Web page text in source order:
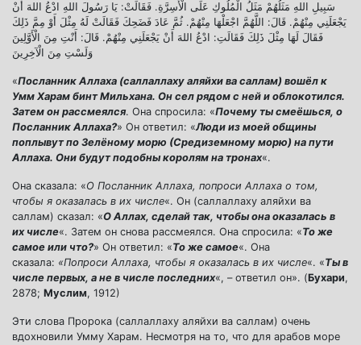
سَبِيلِ اللهِ مَثَلُهُمْ مَثَلُ الْمُلُوكِ عَلَى الْأَسِرَّةِ. فَقَالَتْ: يَا رَسُولَ اللهِ ادْعُ اللهَ أَنْ
يَجْعَلَنِي مِنْهُمْ. قَالَ: اللَّهُمَّ اجْعَلْهَا مِنْهُمْ. ثُمَّ عَادَ فَضَحِكَ فَقَالَتْ لَهُ مِثْلَ أَوْ مِمَّ ذَلِكَ
فَقَالَ لَهَا مِثْلَ ذَلِكَ فَقَالَتِ: ادْعُ اللهَ أَنْ يَجْعَلَنِي مِنْهُمْ. قَالَ: أَنْتِ مِنَ الْأَوَّلِينَ
وَلَسْتِ مِنَ الْآخِرِينَ
«Посланник Аллаха (саллаллаху аляйхи ва саллам) вошёл к
Умм Харам бинт Мильхана. Он сел рядом с ней и облокотился.
Затем он рассмеялся. Она спросила: «Почему ты смеёшься, о
Посланник Аллаха?» Он ответил: «Люди из моей общины
поплывут по Зелёному морю (Средиземному морю) на пути
Аллаха. Они будут подобны королям на тронах«.
Она сказала: «О Посланник Аллаха, попроси Аллаха о том,
чтобы я оказалась в их числе«. Он (саллаллаху аляйхи ва
саллам) сказал: «О Аллах, сделай так, чтобы она оказалась в
их числе«. Затем он снова рассмеялся. Она спросила: «То же
самое или что?» Он ответил: «То же самое«. Она
сказала: «Попроси Аллаха, чтобы я оказалась в их числе«. «Ты в
числе первых, а не в числе последних«, – ответил он». (Бухари,
2878; Муслим, 1912)
Эти слова Пророка (саллаллаху аляйхи ва саллам) очень
вдохновили Умму Харам. Несмотря на то, что для арабов море